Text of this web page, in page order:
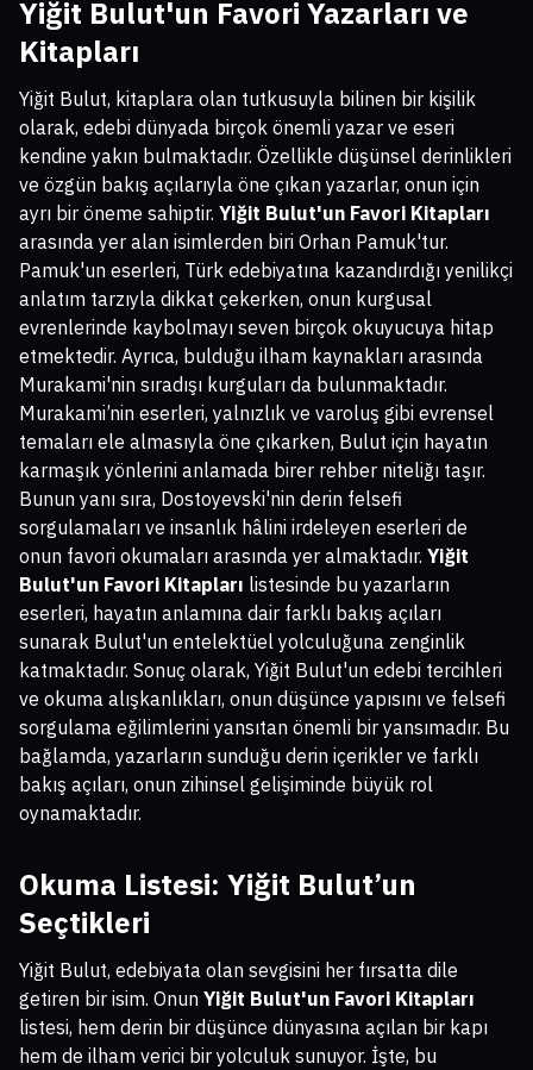
Yiğit Bulut'un Favori Yazarları ve
Kitapları
Yiğit Bulut, kitaplara olan tutkusuyla bilinen bir kişilik
olarak, edebi dünyada birçok önemli yazar ve eseri
kendine yakın bulmaktadır. Özellikle düşünsel derinlikleri
ve özgün bakış açılarıyla öne çıkan yazarlar, onun için
ayrı bir öneme sahiptir. Yiğit Bulut'un Favori Kitapları
arasında yer alan isimlerden biri Orhan Pamuk'tur.
Pamuk'un eserleri, Türk edebiyatına kazandırdığı yenilikçi
anlatım tarzıyla dikkat çekerken, onun kurgusal
evrenlerinde kaybolmayı seven birçok okuyucuya hitap
etmektedir. Ayrıca, bulduğu ilham kaynakları arasında
Murakami'nin sıradışı kurguları da bulunmaktadır.
Murakami’nin eserleri, yalnızlık ve varoluş gibi evrensel
temaları ele almasıyla öne çıkarken, Bulut için hayatın
karmaşık yönlerini anlamada birer rehber niteliğı taşır.
Bunun yanı sıra, Dostoyevski'nin derin felsefi
sorgulamaları ve insanlık hâlini irdeleyen eserleri de
onun favori okumaları arasında yer almaktadır. Yiğit
Bulut'un Favori Kitapları listesinde bu yazarların
eserleri, hayatın anlamına dair farklı bakış açıları
sunarak Bulut'un entelektüel yolculuğuna zenginlik
katmaktadır. Sonuç olarak, Yiğit Bulut'un edebi tercihleri
ve okuma alışkanlıkları, onun düşünce yapısını ve felsefi
sorgulama eğilimlerini yansıtan önemli bir yansımadır. Bu
bağlamda, yazarların sunduğu derin içerikler ve farklı
bakış açıları, onun zihinsel gelişiminde büyük rol
oynamaktadır.
Okuma Listesi: Yiğit Bulut’un
Seçtikleri
Yiğit Bulut, edebiyata olan sevgisini her fırsatta dile
getiren bir isim. Onun Yiğit Bulut'un Favori Kitapları
listesi, hem derin bir düşünce dünyasına açılan bir kapı
hem de ilham verici bir yolculuk sunuyor. İşte, bu